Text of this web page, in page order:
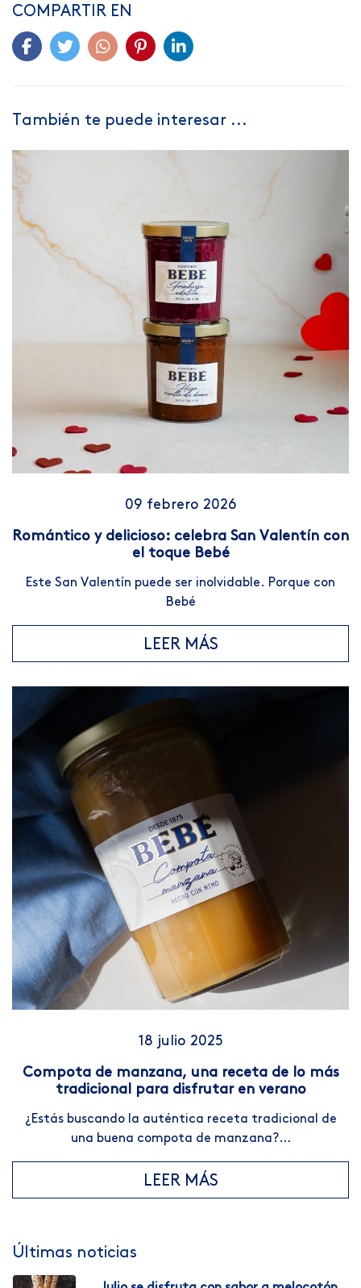
COMPARTIR EN
También te puede interesar ...
09 febrero 2026
Romántico y delicioso: celebra San Valentín con
el toque Bebé
Este San Valentín puede ser inolvidable. Porque con
Bebé
LEER MÁS
18 julio 2025
Compota de manzana, una receta de lo más
tradicional para disfrutar en verano
¿Estás buscando la auténtica receta tradicional de
una buena compota de manzana?…
LEER MÁS
Últimas noticias